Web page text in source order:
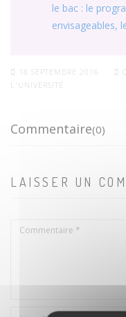
le bac : le
envisageables,
18 SEPTEMBRE 2016
L'UNIVERSITÉ
Commentaire(0)
LAISSER UN